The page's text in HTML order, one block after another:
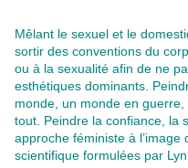
Mêlant le sexuel et le
sortir des conventions du
ou à la sexualité afin de ne
esthétiques dominants.
monde, un monde en
tout. Peindre la confiance, la
approche féministe à l’image
scientifique formulées par